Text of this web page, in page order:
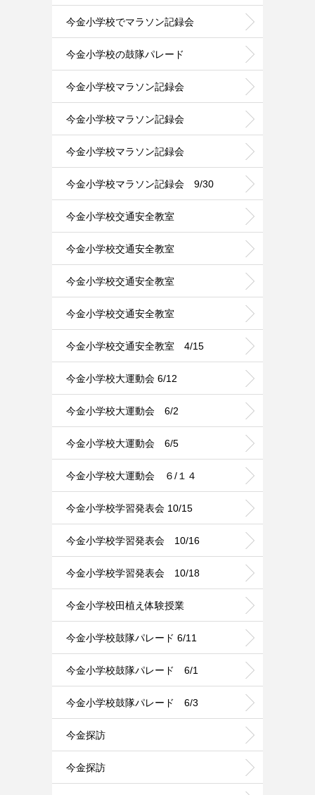
今金小学校でマラソン記録会
今金小学校の鼓隊パレード
今金小学校マラソン記録会
今金小学校マラソン記録会
今金小学校マラソン記録会
今金小学校マラソン記録会 9/30
今金小学校交通安全教室
今金小学校交通安全教室
今金小学校交通安全教室
今金小学校交通安全教室
今金小学校交通安全教室 4/15
今金小学校大運動会 6/12
今金小学校大運動会 6/2
今金小学校大運動会 6/5
今金小学校大運動会 ６/１４
今金小学校学習発表会 10/15
今金小学校学習発表会 10/16
今金小学校学習発表会 10/18
今金小学校田植え体験授業
今金小学校鼓隊パレード 6/11
今金小学校鼓隊パレード 6/1
今金小学校鼓隊パレード 6/3
今金探訪
今金探訪